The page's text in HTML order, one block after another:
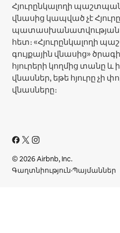
Հյուրընկալողի
վնասից կապված չէ
պատասխանատվության
հետ։ «Հյուրընկալողի
գույքային վնասից»
հյուրերի կողմից տանը և
վնասներ, եթե հյուրը չի
վնասները։
© 2026 Airbnb, Inc.
Գաղտնիություն·Պայմաններ